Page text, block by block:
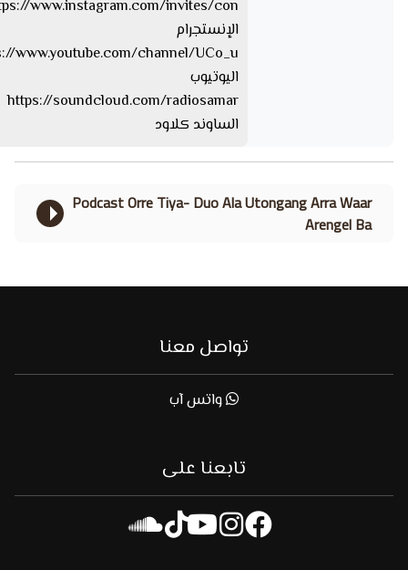
الإنستجرام
اليوتيوب
https://soundcloud.com/radiosamar
الساوند كلاود
Podcast Orre Tiya- Duo Ala Utongang Arra Waar
Arengel Ba
تواصل معنا
واتس آب
تابعنا على